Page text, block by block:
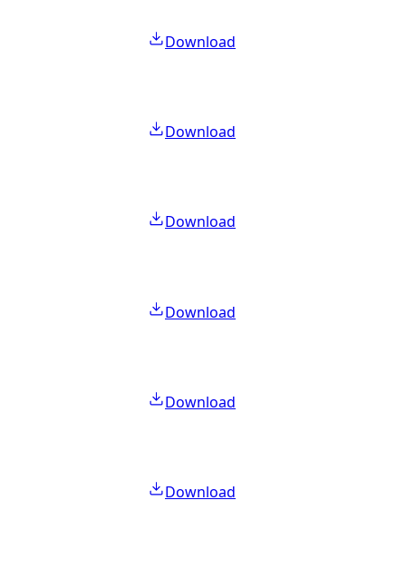
Download
Download
Download
Download
Download
Download